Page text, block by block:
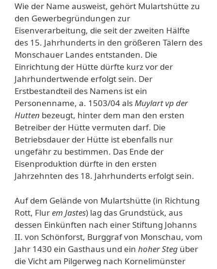
Wie der Name ausweist, gehört Mulartshütte zu
den Gewerbegründungen zur
Eisenverarbeitung, die seit der zweiten Hälfte
des 15. Jahrhunderts in den größeren Tälern des
Monschauer Landes entstanden. Die
Einrichtung der Hütte dürfte kurz vor der
Jahrhundertwende erfolgt sein. Der
Erstbestandteil des Namens ist ein
Personenname, a. 1503/04 alsMuylart vp der
Hutten bezeugt, hinter dem man den ersten
Betreiber der Hütte vermuten darf. Die
Betriebsdauer der Hütte ist ebenfalls nur
ungefähr zu bestimmen. Das Ende der
Eisenproduktion dürfte in den ersten
Jahrzehnten des 18. Jahrhunderts erfolgt sein.
Auf dem Gelände von Mulartshütte (in Richtung
Rott, Flurem Jastes) lag das Grundstück, aus
dessen Einkünften nach einer Stiftung Johanns
II. von Schönforst, Burggraf von Monschau, vom
Jahr 1430 ein Gasthaus und ein hoher Steg über
die Vicht am Pilgerweg nach Kornelimünster